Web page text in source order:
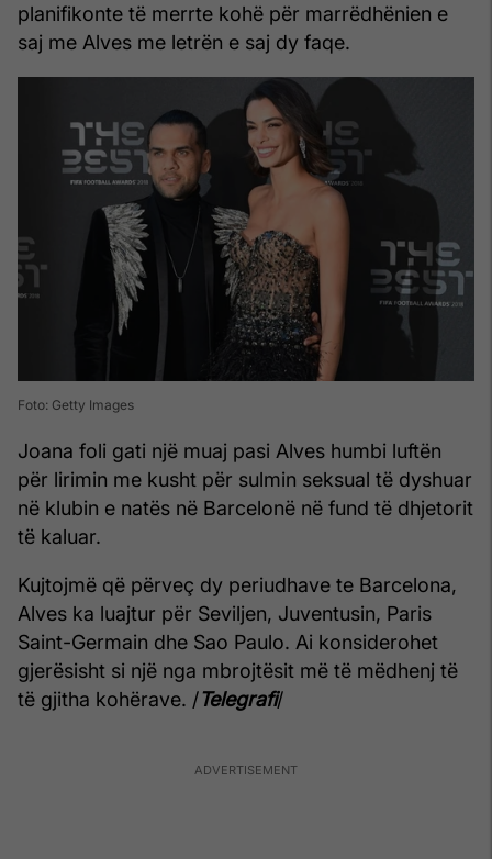
planifikonte të merrte kohë për marrëdhënien e
saj me Alves me letrën e saj dy faqe.
Foto: Getty Images
Joana foli gati një muaj pasi Alves humbi luftën
për lirimin me kusht për sulmin seksual të dyshuar
në klubin e natës në Barcelonë në fund të dhjetorit
të kaluar.
Kujtojmë që përveç dy periudhave te Barcelona, ​​
Alves ka luajtur për Seviljen, Juventusin, Paris
Saint-Germain dhe Sao Paulo. Ai konsiderohet
gjerësisht si një nga mbrojtësit më të mëdhenj të
të gjitha kohërave. /Telegrafi/